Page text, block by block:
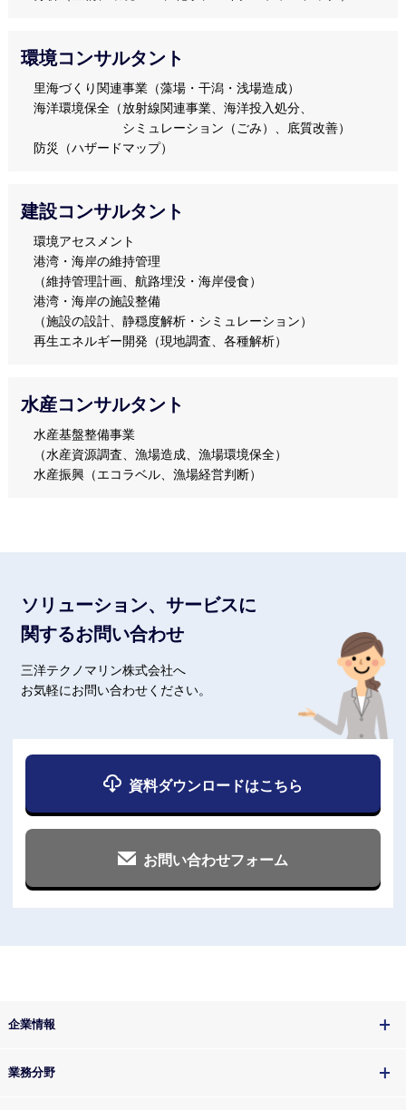
環境コンサルタント
里海づくり関連事業（藻場・干潟・浅場造成）
海洋環境保全（放射線関連事業、海洋投入処分、
シミュレーション（ごみ）、底質改善）
防災（ハザードマップ）
建設コンサルタント
環境アセスメント
港湾・海岸の維持管理
（維持管理計画、航路埋没・海岸侵食）
港湾・海岸の施設整備
（施設の設計、静穏度解析・シミュレーション）
再生エネルギー開発（現地調査、各種解析）
水産コンサルタント
水産基盤整備事業
（水産資源調査、漁場造成、漁場環境保全）
水産振興（エコラベル、漁場経営判断）
ソリューション、サービスに
関するお問い合わせ
三洋テクノマリン株式会社へ
お気軽にお問い合わせください。
資料ダウンロードはこちら
お問い合わせフォーム
企業情報
業務分野